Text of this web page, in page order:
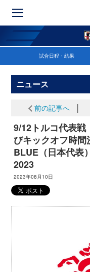
試合日程・結果
ニュース
前の記事へ
9/12トルコ代表戦
びキックオフ時
BLUE（日本代表
2023
2023年08月10日